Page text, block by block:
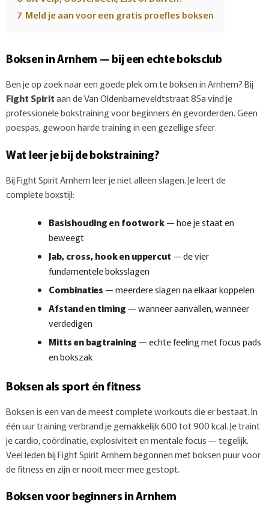
7 Meld je aan voor een gratis proefles boksen
Boksen in Arnhem — bij een echte boksclub
Ben je op zoek naar een goede plek om te boksen in Arnhem? Bij
Fight Spiritaan de Van Oldenbarneveldtstraat 85a vind je
professionele bokstraining voor beginners én gevorderden. Geen
poespas, gewoon harde training in een gezellige sfeer.
Wat leer je bij de bokstraining?
Bij Fight Spirit Arnhem leer je niet alleen slagen. Je leert de
complete boxstijl:
Basishouding en footwork— hoe je staat en
beweegt
Jab, cross, hook en uppercut— de vier
fundamentele boksslagen
Combinaties— meerdere slagen na elkaar koppelen
Afstand en timing— wanneer aanvallen, wanneer
verdedigen
Mitts en bagtraining— echte feeling met focus pads
en bokszak
Boksen als sport én fitness
Boksen is een van de meest complete workouts die er bestaat. In
één uur training verbrand je gemakkelijk 600 tot 900 kcal. Je traint
je cardio, coördinatie, explosiviteit en mentale focus — tegelijk.
Veel leden bij Fight Spirit Arnhem begonnen met boksen puur voor
de fitness en zijn er nooit meer mee gestopt.
Boksen voor beginners in Arnhem